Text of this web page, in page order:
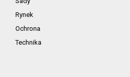
Rynek
Ochrona
Technika